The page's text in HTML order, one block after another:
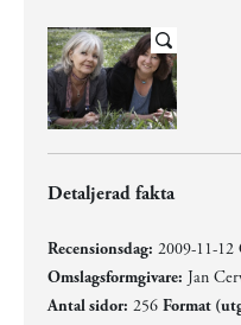
Detaljerad fakta
Recensionsdag: 2009-11-12
Omslagsformgivare: Jan
Antal sidor: 256 Format